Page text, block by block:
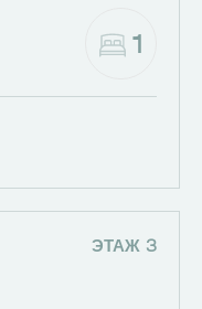
1
ЭТАЖ 3